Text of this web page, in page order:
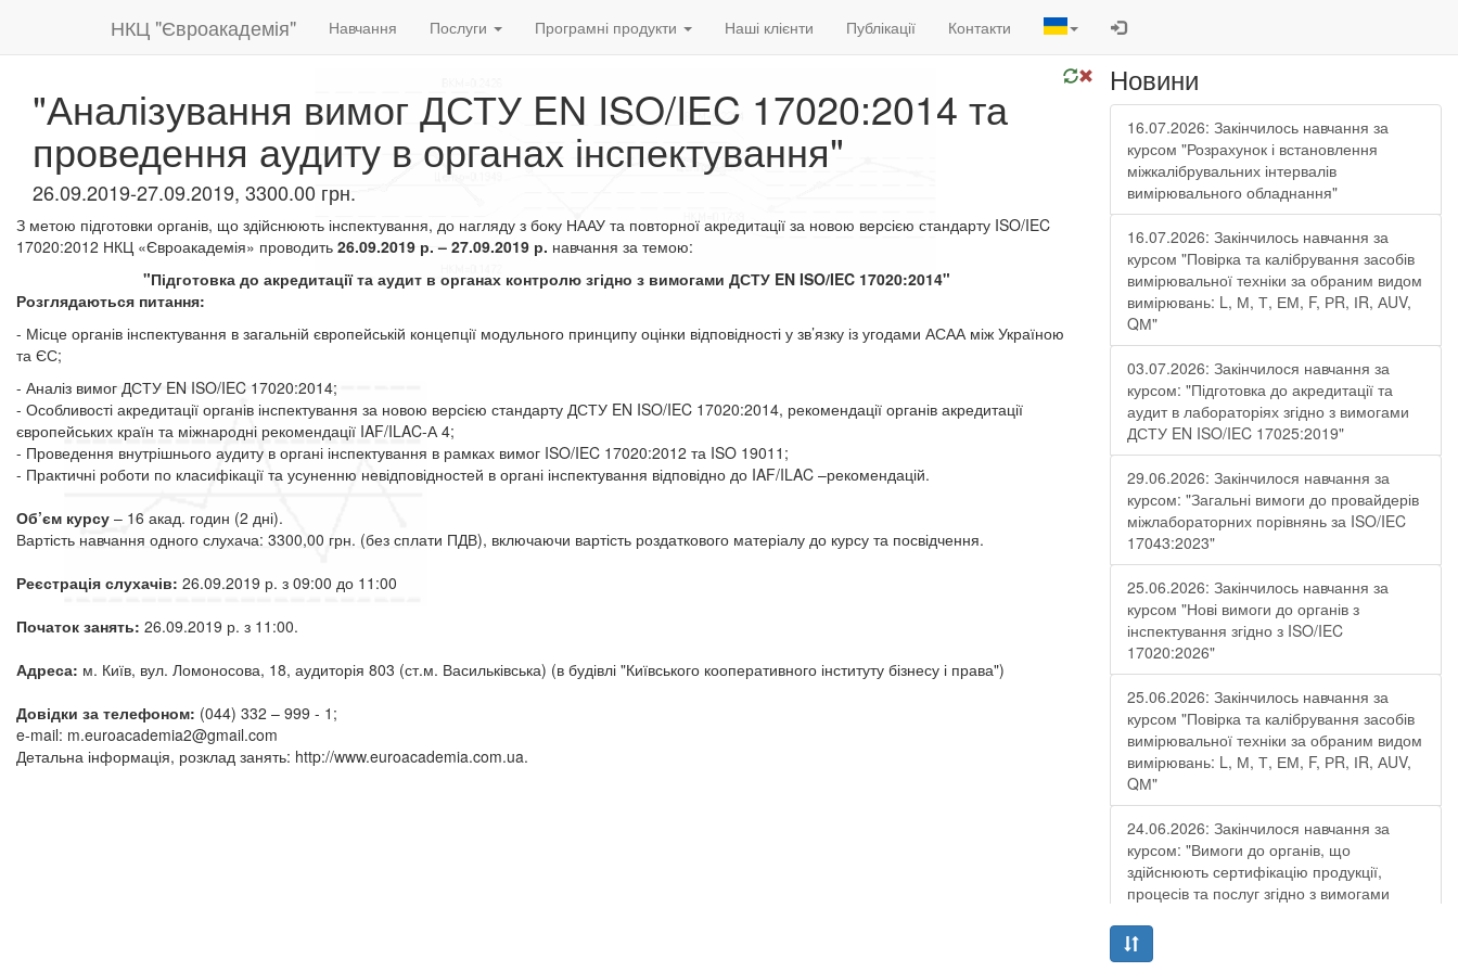
НКЦ "Євроакадемія" Навчання Послуги Програмні продукти Наші клієнти Публікації Контакти
"Аналізування вимог ДСТУ EN ISO/IEC 17020:2014 та
проведення аудиту в органах інспектування"
26.09.2019-27.09.2019, 3300.00 грн.
З метою підготовки органів, що здійснюють інспектування, до нагляду з боку НААУ та повторної акредитації за новою версією стандарту ISO/IEC
17020:2012 НКЦ «Євроакадемія» проводить 26.09.2019 р. – 27.09.2019 р. навчання за темою:
"Підготовка до акредитації та аудит в органах контролю згідно з вимогами ДСТУ EN ISO/IEC 17020:2014"
Розглядаються питання:
- Місце органів інспектування в загальній європейській концепції модульного принципу оцінки відповідності у зв’язку із угодами АСАА між Україною
та ЄС;
- Аналіз вимог ДСТУ EN ISO/IEC 17020:2014;
- Особливості акредитації органів інспектування за новою версією стандарту ДСТУ EN ISO/IEC 17020:2014, рекомендації органів акредитації
європейських країн та міжнародні рекомендації IAF/ILAC-А 4;
- Проведення внутрішнього аудиту в органі інспектування в рамках вимог ISO/IEC 17020:2012 та ISO 19011;
- Практичні роботи по класифікації та усуненню невідповідностей в органі інспектування відповідно до IAF/ILAC –рекомендацій.
Об’єм курсу – 16 акад. годин (2 дні).
Вартість навчання одного слухача: 3300,00 грн. (без сплати ПДВ), включаючи вартість роздаткового матеріалу до курсу та посвідчення.
Реєстрація слухачів: 26.09.2019 р. з 09:00 до 11:00
Початок занять: 26.09.2019 р. з 11:00.
Адреса: м. Київ, вул. Ломоносова, 18, аудиторія 803 (ст.м. Васильківська) (в будівлі "Київського кооперативного інституту бізнесу і права")
Довідки за телефоном: (044) 332 – 999 - 1;
e-mail: m.euroacademia2@gmail.com
Детальна інформація, розклад занять: http://www.euroacademia.com.ua.
Новини
16.07.2026: Закінчилось навчання за
курсом "Розрахунок і встановлення
міжкалібрувальних інтервалів
вимірювального обладнання"
16.07.2026: Закінчилось навчання за
курсом "Повірка та калібрування засобів
вимірювальної техніки за обраним видом
вимірювань: L, М, Т, ЕМ, F, РR, ІR, АUV,
QМ"
03.07.2026: Закінчилося навчання за
курсом: "Підготовка до акредитації та
аудит в лабораторіях згідно з вимогами
ДСТУ EN ISO/IEC 17025:2019"
29.06.2026: Закінчилося навчання за
курсом: "Загальні вимоги до провайдерів
міжлабораторних порівнянь за ISO/IEC
17043:2023"
25.06.2026: Закінчилось навчання за
курсом "Нові вимоги до органів з
інспектування згідно з ISO/IEC
17020:2026"
25.06.2026: Закінчилось навчання за
курсом "Повірка та калібрування засобів
вимірювальної техніки за обраним видом
вимірювань: L, М, Т, ЕМ, F, РR, ІR, АUV,
QМ"
24.06.2026: Закінчилося навчання за
курсом: "Вимоги до органів, що
здійснюють сертифікацію продукції,
процесів та послуг згідно з вимогами
19.06.2026: Закінчилося навчання за